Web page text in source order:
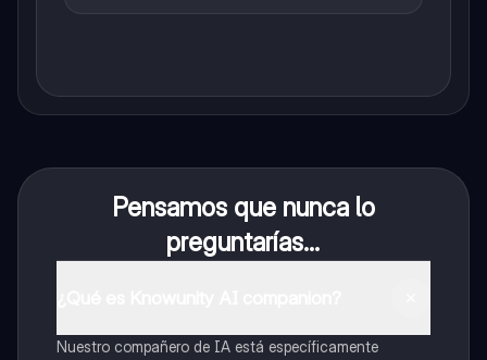
Pensamos que nunca lo
preguntarías...
Nuestro compañero de IA está específicamente